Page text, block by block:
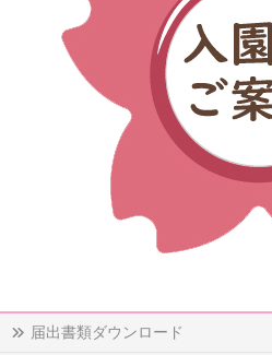
届出書類ダウンロード